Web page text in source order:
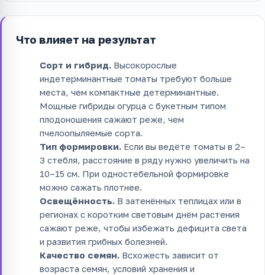
Что влияет на результат
Сорт и гибрид. Высокорослые
индетерминантные томаты требуют больше
места, чем компактные детерминантные.
Мощные гибриды огурца с букетным типом
плодоношения сажают реже, чем
пчелоопыляемые сорта.
Тип формировки. Если вы ведёте томаты в 2–
3 стебля, расстояние в ряду нужно увеличить на
10–15 см. При одностебельной формировке
можно сажать плотнее.
Освещённость. В затенённых теплицах или в
регионах с коротким световым днём растения
сажают реже, чтобы избежать дефицита света
и развития грибных болезней.
Качество семян. Всхожесть зависит от
возраста семян, условий хранения и